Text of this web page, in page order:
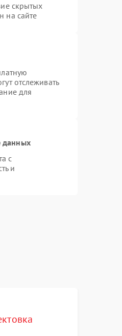
скрытых
на сайте
отслеживать
для
данных
с
и